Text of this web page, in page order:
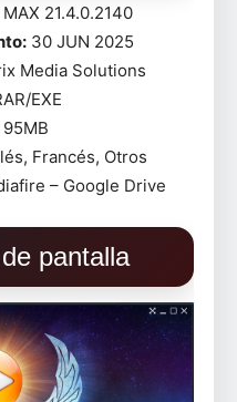
21.4.0.2140
30 JUN 2025
Media Solutions
EXE
95MB
Francés, Otros
– Google Drive
pantalla